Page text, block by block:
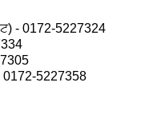
- 0172-5227324
5227358